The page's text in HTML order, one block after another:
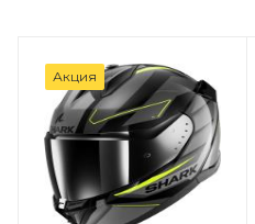
Акция